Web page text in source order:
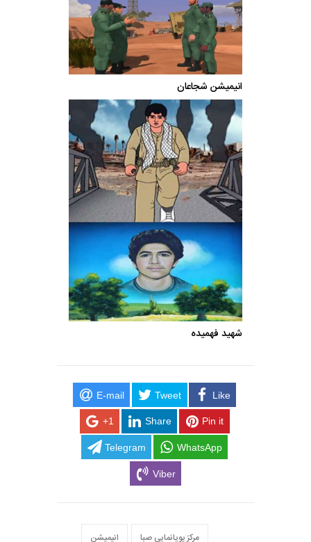
انیمیشن شجاعان
شهید فهمیده
E-mail Tweet Like
+1 Share Pin it
Telegram WhatsApp
Viber
انیمیشن مرکز پویانمایی صبا